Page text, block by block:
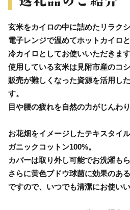
玄米をカイロの中に詰めたリラクシ
電子レンジで温めてホットカイロ
冷カイロとしてお使いいただきます
使用している玄米は見附市産のコ
販売が難しくなった資源を活用し
す。
目や腰の疲れを自然の力がじんわ
お花畑をイメージしたテキスタイ
ガニックコットン100%。
カバーは取り外し可能でお洗濯もら
さらに黄色ブドウ球菌に効果のあ
ですので、いつでも清潔にお使いい